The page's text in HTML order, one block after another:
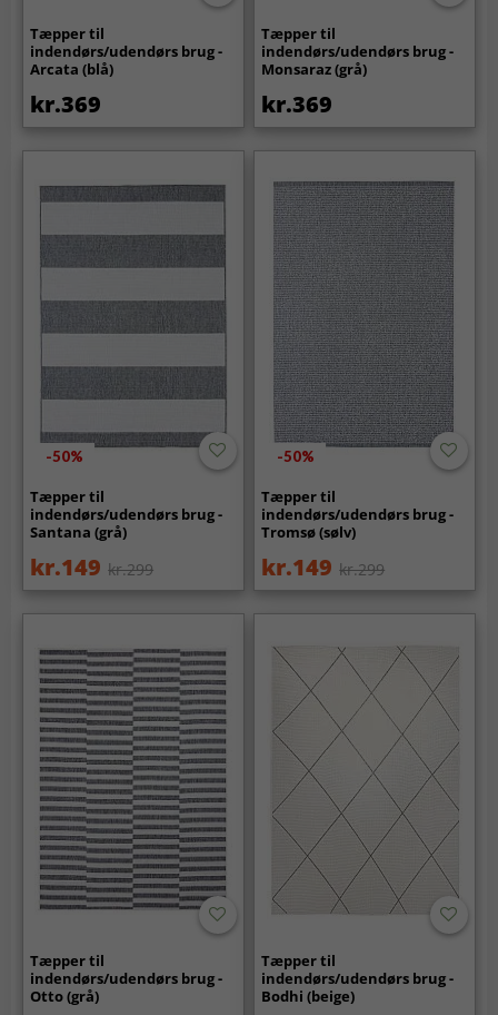
Tæpper til
indendørs/udendørs brug -
Arcata (blå)
kr.369
Tæpper til
indendørs/udendørs brug -
Monsaraz (grå)
kr.369
-50%
Tæpper til
indendørs/udendørs brug -
Santana (grå)
kr.149 kr.299
-50%
Tæpper til
indendørs/udendørs brug -
Tromsø (sølv)
kr.149 kr.299
Tæpper til
indendørs/udendørs brug -
Otto (grå)
Tæpper til
indendørs/udendørs brug -
Bodhi (beige)